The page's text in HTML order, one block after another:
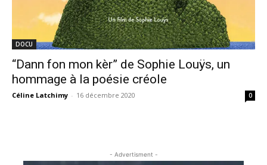
DOCU
“Dann fon mon kèr” de Sophie Louÿs, un
hommage à la poésie créole
Céline Latchimy - 16 décembre 2020 0
- Advertisment -